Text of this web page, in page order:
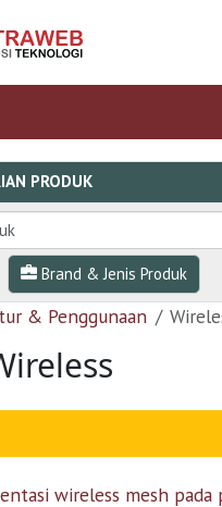
PRODUK
Brand & Jenis Produk
& Penggunaan
wireless mesh pada